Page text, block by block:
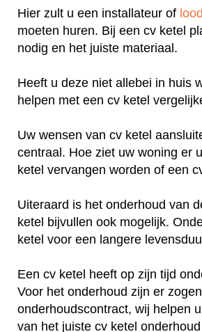
Hier zult u een installateur of
moeten huren. Bij een cv ketel
nodig en het juiste materiaal.
Heeft u deze niet allebei in huis
helpen met een cv ketel
Uw wensen van cv ketel
centraal. Hoe ziet uw woning er
ketel vervangen worden of een
Uiteraard is het onderhoud van
ketel bijvullen ook mogelijk.
ketel voor een langere
Een cv ketel heeft op zijn tijd
Voor het onderhoud zijn er
onderhoudscontract, wij helpen
van het juiste cv ketel